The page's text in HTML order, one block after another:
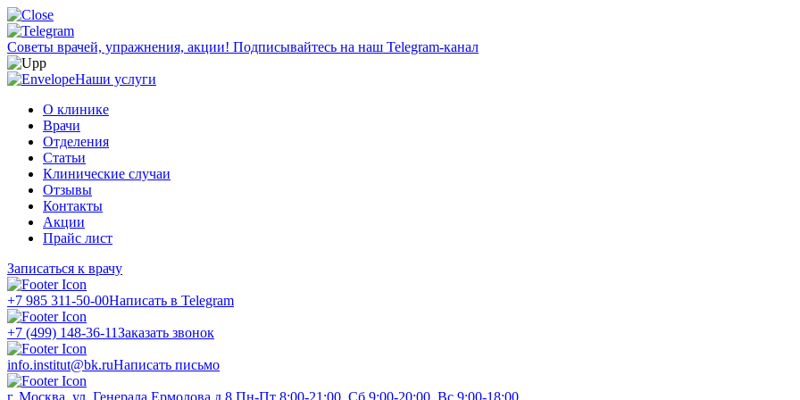
Советы врачей, упражнения, акции! Подписывайтесь на наш Telegram-канал
Наши услуги
О клинике
Врачи
Отделения
Статьи
Клинические случаи
Отзывы
Контакты
Акции
Прайс лист
Записаться к врачу
+7 985 311-50-00Написать в Telegram
+7 (499) 148-36-11Заказать звонок
info.institut@bk.ruНаписать письмо
г. Москва, ул. Генерала Ермолова д.8 Пн-Пт 8:00-21:00, Сб 9:00-20:00, Вс 9:00-18:00